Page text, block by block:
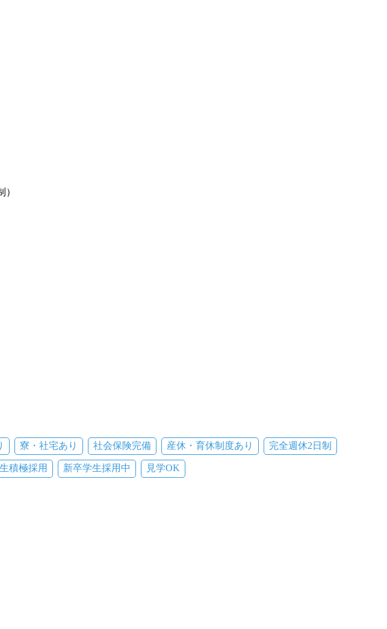
寮・社宅あり 社会保険完備 産休・育休制度あり 完全週休2日制
積極採用 新卒学生採用中 見学OK